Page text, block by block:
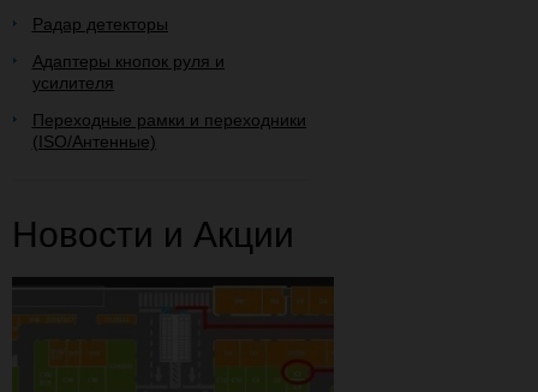
Радар детекторы
Адаптеры кнопок руля и
усилителя
Переходные рамки и переходники
(ISO/Антенные)
Новости и Акции